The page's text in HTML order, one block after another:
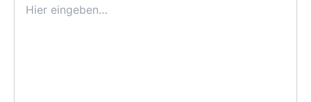
eingeben…